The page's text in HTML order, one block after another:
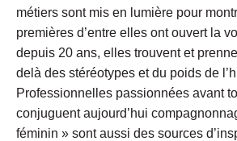
métiers sont mis en lumière pour
premières d’entre elles ont ouvert la
depuis 20 ans, elles trouvent et
delà des stéréotypes et du poids de
Professionnelles passionnées avant
conjuguent aujourd’hui
féminin » sont aussi des sources